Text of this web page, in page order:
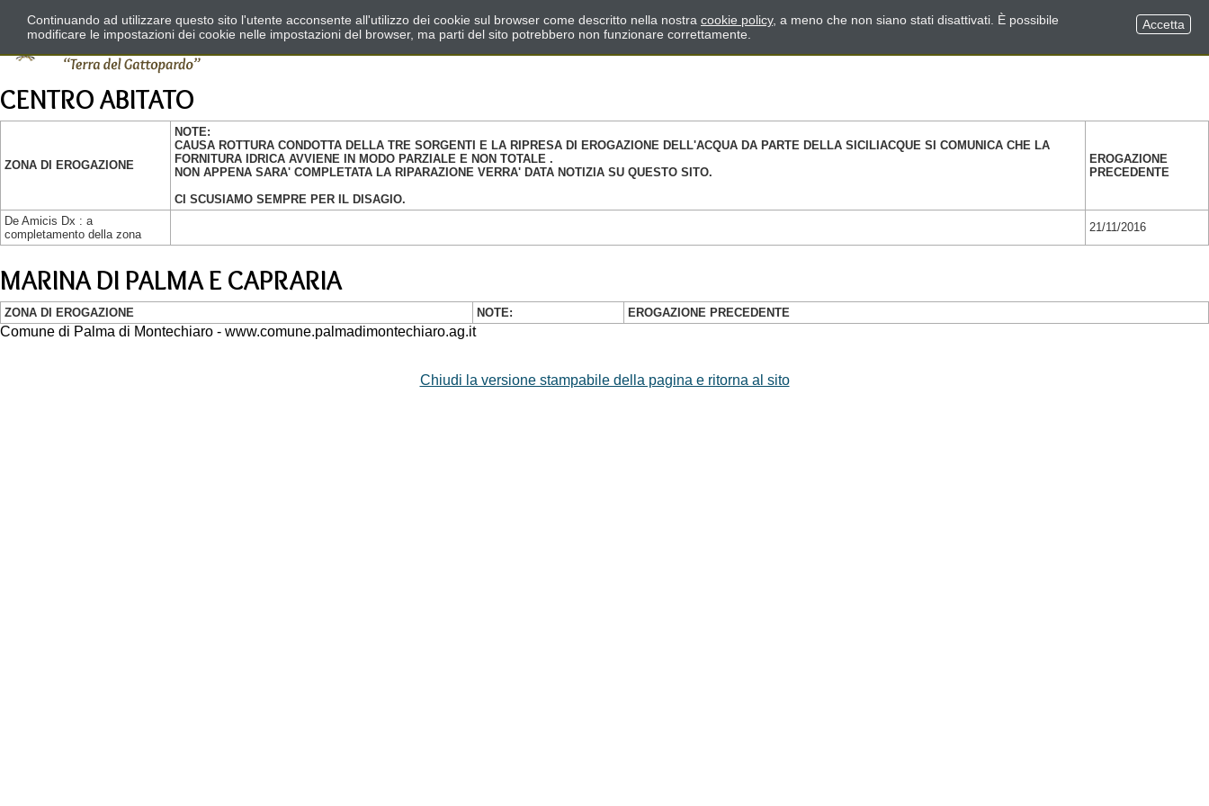
CENTRO ABITATO
ZONA DI EROGAZIONE
NOTE:
CAUSA ROTTURA CONDOTTA DELLA TRE SORGENTI E LA RIPRESA DI EROGAZIONE DELL'ACQUA DA PARTE DELLA SICILIACQUE SI COMUNICA CHE LA
FORNITURA IDRICA AVVIENE IN MODO PARZIALE E NON TOTALE .
NON APPENA SARA' COMPLETATA LA RIPARAZIONE VERRA' DATA NOTIZIA SU QUESTO SITO.
CI SCUSIAMO SEMPRE PER IL DISAGIO.
EROGAZIONE
PRECEDENTE
De Amicis Dx : a
completamento della zona
21/11/2016
MARINA DI PALMA E CAPRARIA
ZONA DI EROGAZIONE NOTE: EROGAZIONE PRECEDENTE
Comune di Palma di Montechiaro - www.comune.palmadimontechiaro.ag.it
Chiudi la versione stampabile della pagina e ritorna al sito
Continuando ad utilizzare questo sito l'utente acconsente all'utilizzo dei cookie sul browser come descritto nella nostra cookie policy, a meno che non siano stati disattivati. È possibile
modificare le impostazioni dei cookie nelle impostazioni del browser, ma parti del sito potrebbero non funzionare correttamente.
Accetta